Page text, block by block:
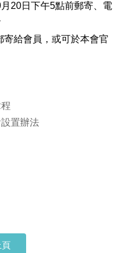
20日下午5點前郵寄、電
給會員，或可於本會官
置辦法
頁